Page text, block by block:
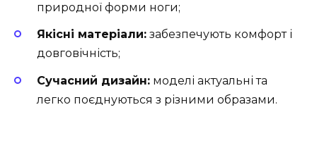
природної форми ноги;
Якісні матеріали: забезпечують комфорт і
довговічність;
Сучасний дизайн: моделі актуальні та
легко поєднуються з різними образами.